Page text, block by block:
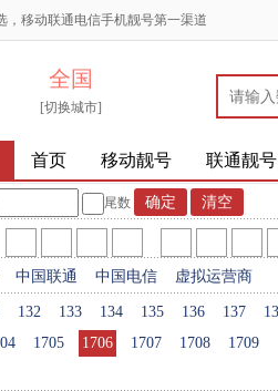
，移动联通电信手机靓号第一渠道
全国
[切换城市]
首页 移动靓号 联通靓号
尾数
中国联通 中国电信 虚拟运营商
132 133 134 135 136 137
1705 1706 1707 1708 1709